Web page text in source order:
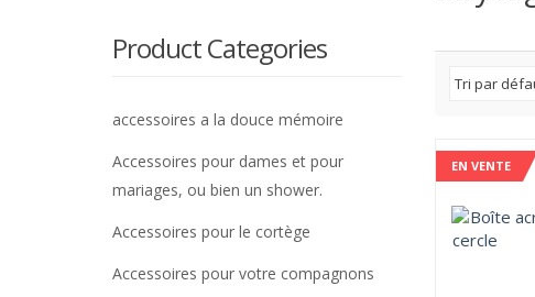
EN VENTE
Product Categories
accessoires a la douce mémoire
Accessoires pour dames et pour
mariages, ou bien un shower.
Accessoires pour le cortège
Accessoires pour votre compagnons